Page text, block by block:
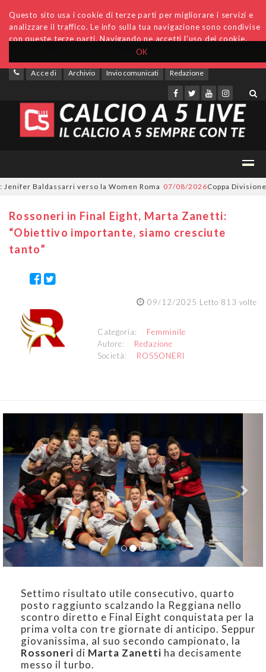
OK
Questo sito usa i cookie di terze parti per migliorare i servizi e
analizzare il traffico. Le info sulla tua navigazione sono condivise
con queste terze parti. Navigando ne accetti l'uso dei cookie.
Accedi Archivio Invio comunicati Redazione
Baldassarri verso la Women Roma 07/08/2026Coppa Divisione, si
Rossoneri in Final Eight, Marta Zanetti:
“Obiettivo importante, siamo cresciute
tanto”
09/12/2025 Letto 813 volte
Categoria: Femminile
Autore: Redazione
Società: ROSSONERI
Settimo risultato utile consecutivo, quarto
posto raggiunto scalzando la Reggiana nello
scontro diretto e Final Eight conquistata per la
prima volta con tre giornate di anticipo. Seppur
giovanissima, al suo secondo campionato, la
Rossoneri di Marta Zanetti ha decisamente
messo il turbo.